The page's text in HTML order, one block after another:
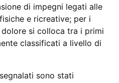
di impegni legati alle
e ricreative; per i
si colloca tra i primi
classificati a livello di
segnalati sono stati